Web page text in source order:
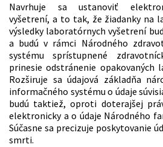
Navrhuje sa ustanoviť
vyšetrení, a to tak, že žiadanky na
výsledky laboratórnych vyšetrení
a budú v rámci Národného
systému sprístupnené
prinesie odstránenie opakovaných
Rozširuje sa údajová základňa
informačného systému o údaje
budú taktiež, oproti doterajšej
elektronicky a o údaje Národného
Súčasne sa precizuje poskytovanie
smrti.